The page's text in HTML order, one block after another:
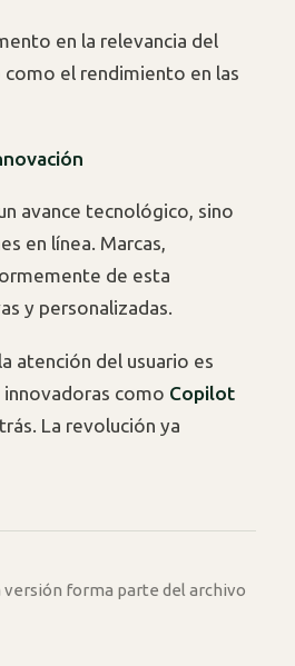
en la relevancia del
el rendimiento en las
avance tecnológico, sino
en línea. Marcas,
de esta
y personalizadas.
atención del usuario es
como Copilot
La revolución ya
versión forma parte del archivo